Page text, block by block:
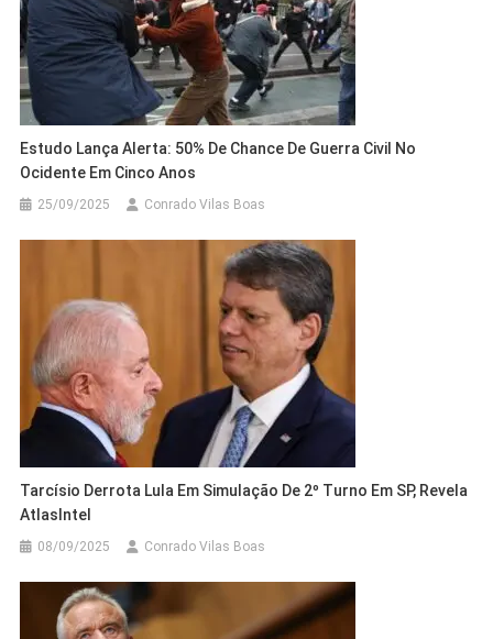
Estudo Lança Alerta: 50% De Chance De Guerra Civil No
Ocidente Em Cinco Anos
25/09/2025 Conrado Vilas Boas
Tarcísio Derrota Lula Em Simulação De 2º Turno Em SP, Revela
AtlasIntel
08/09/2025 Conrado Vilas Boas